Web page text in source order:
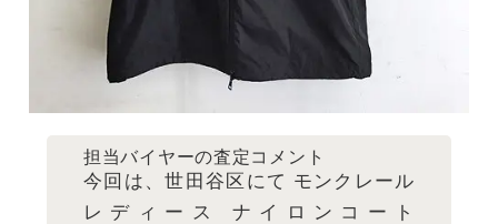
担当バイヤーの査定コメント
今回は、世田谷区にて モンクレール
レディース ナイロンコート